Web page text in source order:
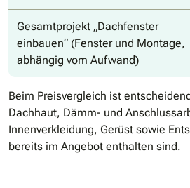
Gesamtprojekt „Dachfenster
einbauen“ (Fenster und Montage,
abhängig vom Aufwand)
Beim Preisvergleich ist
Dachhaut, Dämm- und
Innenverkleidung, Gerüst sowie
bereits im Angebot enthalten sind.